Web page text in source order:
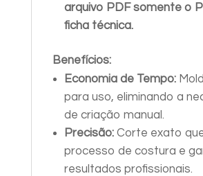
arquivo PDF somente o
ficha técnica.
Benefícios:
Economia de Tempo:
para uso, eliminando a
de criação manual.
Precisão:Corte exato
processo de costura e
resultados profissionais.